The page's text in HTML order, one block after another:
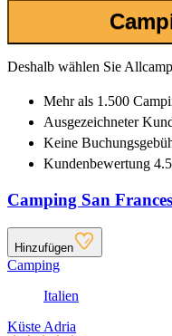
Deshalb wählen Sie
Mehr als 1.500
Ausgezeichneter
Keine
Kundenbewertung
Camping San
Hinzufügen
Camping
Italien
Küste Adria